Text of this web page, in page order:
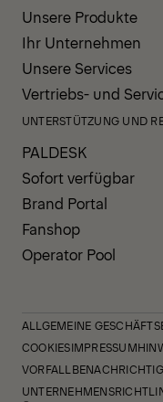
Unsere Produkte
Ihr Unternehmen
Unsere Services
Vertriebs- und
UNTERSTÜTZUNG UND
PALDESK
Sofort verfügbar
Brand Portal
Fanshop
Operator Pool
ALLGEMEINE
COOKIESIMPRESSUM